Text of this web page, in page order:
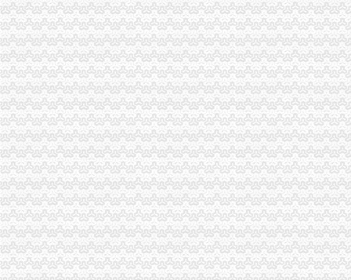
陕西省教育厅等三部门关于印发《陕西省营利民办学校监督管理实施
回武汉兴办实业为家乡做实事_凤凰资讯
代办大兴熟食店营业执照卫生许可证需要什么材料
赣州户口办理指南-刘小春律师文集
关于印发《民办学校分类登记实施细则》的通知_全文
九江市户口办理须知-阎庆律师-110法律咨询网
中国·呼和浩
户口办理规范-临川,户口办理规范-中国临川网
昔日农民工输出大县如今筑巢引凤归
转发连云港工商局《关于支持我市开发园区加快发展的意见（试行）》
湖南省常住人口登记操作办法
深圳市人民颁发《深圳市人民关于鼓励科技人员兴办民间科技
保育钧（2）_《意见中国-经济学家访谈录》第77期_网易财经
湖南省常住人口登记操作办法
户口登记、变更-广元市人民门户网
事业单位初始登记和换证工作开始-静安要闻-新闻中心-上海静安门户网
工业发展异界-第五回韬光养晦兴办教育-历史事小说-17k小说网